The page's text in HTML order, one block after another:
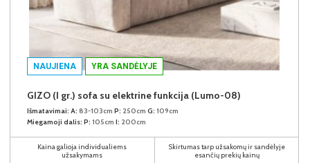
NAUJIENA YRA SANDĖLYJE
GIZO (I gr.) sofa su elektrine funkcija (Lumo-08)
Išmatavimai: A: 83-103cm P: 250cm G: 109cm
Miegamoji dalis: P: 105cm I: 200cm
Kaina galioja individualiems
užsakymams
Skirtumas tarp užsakomų ir sandėlyje
esančių prekių kainų